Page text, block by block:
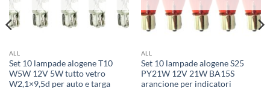
ALL
Set 10 lampade alogene T10
W5W 12V 5W tutto vetro
W2,1×9,5d per auto e targa
ALL
Set 10 lampade alogene S25
PY21W 12V 21W BA15S
arancione per indicatori